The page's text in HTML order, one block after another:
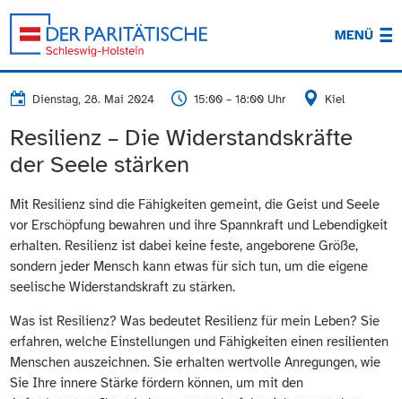
MENÜ
Dienstag, 28. Mai 2024 15:00 – 18:00 Uhr Kiel
Resilienz – Die Widerstandskräfte
der Seele stärken
Mit Resilienz sind die Fähigkeiten gemeint, die Geist und Seele
vor Erschöpfung bewahren und ihre Spannkraft und Lebendigkeit
erhalten. Resilienz ist dabei keine feste, angeborene Größe,
sondern jeder Mensch kann etwas für sich tun, um die eigene
seelische Widerstandskraft zu stärken.
Was ist Resilienz? Was bedeutet Resilienz für mein Leben? Sie
erfahren, welche Einstellungen und Fähigkeiten einen resilienten
Menschen auszeichnen. Sie erhalten wertvolle Anregungen, wie
Sie Ihre innere Stärke fördern können, um mit den